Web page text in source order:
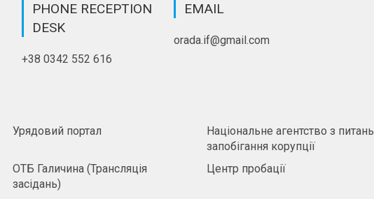
PHONE RECEPTION
DESK
+38 0342 552 616
EMAIL
orada.if@gmail.com
Урядовий портал
Національне агентство з питань
запобігання корупції
ОТБ Галичина (Трансляція
засідань)
Центр пробації